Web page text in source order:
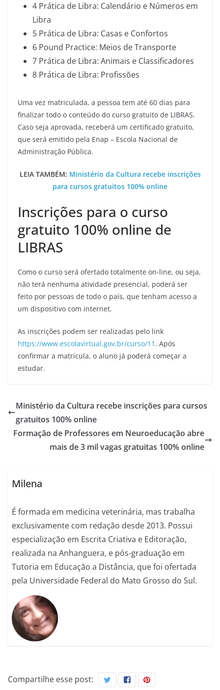
4 Prática de Libra: Calendário e Números em
Libra
5 Prática de Libra: Casas e Confortos
6 Pound Practice: Meios de Transporte
7 Prática de Libra: Animais e Classificadores
8 Prática de Libra: Profissões
Uma vez matriculada, a pessoa tem até 60 dias para
finalizar todo o conteúdo do curso gratuito de LIBRAS.
Caso seja aprovada, receberá um certificado gratuito,
que será emitido pela Enap – Escola Nacional de
Administração Pública.
LEIA TAMBÉM: Ministério da Cultura recebe inscrições
para cursos gratuitos 100% online
Inscrições para o curso
gratuito 100% online de
LIBRAS
Como o curso será ofertado totalmente on-line, ou seja,
não terá nenhuma atividade presencial, poderá ser
feito por pessoas de todo o país, que tenham acesso a
um dispositivo com internet.
As inscrições podem ser realizadas pelo link
https://www.escolavirtual.gov.br/curso/11 . Após
confirmar a matrícula, o aluno já poderá começar a
estudar.
Ministério da Cultura recebe inscrições para cursos
gratuitos 100% online
Formação de Professores em Neuroeducação abre
mais de 3 mil vagas gratuitas 100% online
Milena
É formada em medicina veterinária, mas trabalha
exclusivamente com redação desde 2013. Possui
especialização em Escrita Criativa e Editoração,
realizada na Anhanguera, e pós-graduação em
Tutoria em Educação a Distância, que foi ofertada
pela Universidade Federal do Mato Grosso do Sul.
Compartilhe esse post: